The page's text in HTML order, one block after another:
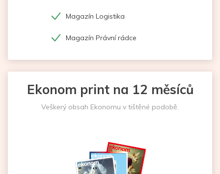
Magazín Logistika
Magazín Právní rádce
Ekonom print na 12 měsíců
Veškerý obsah Ekonomu v tištěné podobě.